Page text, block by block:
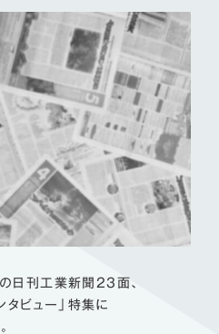
日刊工業新聞23面、
タビュー」特集に